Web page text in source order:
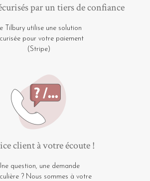
par un tiers de confiance
Tilbury utilise une solution
pour votre paiement
(Stripe)
client à votre écoute !
question, une demande
? Nous sommes à votre